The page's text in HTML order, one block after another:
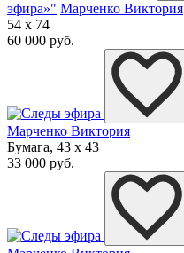
эфира»" Марченко Виктория
54 x 74
60 000 руб.
Марченко Виктория
Бумага, 43 x 43
33 000 руб.